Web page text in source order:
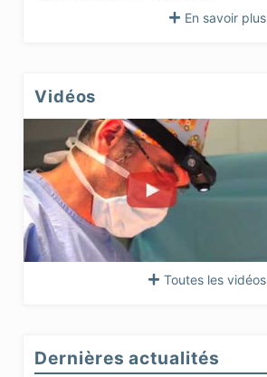
En savoir plus
Vidéos
Toutes les vidéos
Dernières actualités